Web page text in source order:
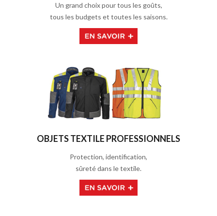
Un grand choix pour tous les goûts,
tous les budgets et toutes les saisons.
OBJETS TEXTILE PROFESSIONNELS
Protection, identification,
sûreté dans le textile.